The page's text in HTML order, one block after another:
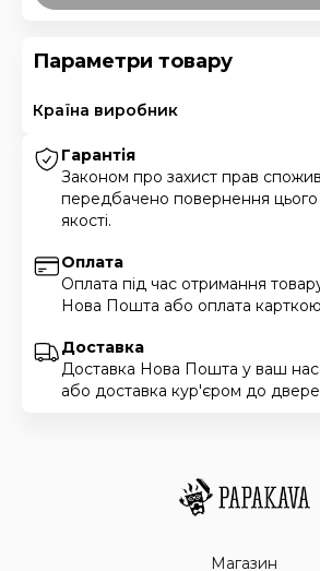
Параметри товару
Країна виробник
Гарантія
Законом про захист прав
передбачено повернення цього
якості.
Оплата
Оплата під час отримання
Нова Пошта або оплата
Доставка
Доставка Нова Пошта у ваш
або доставка кур'єром до
Магазин